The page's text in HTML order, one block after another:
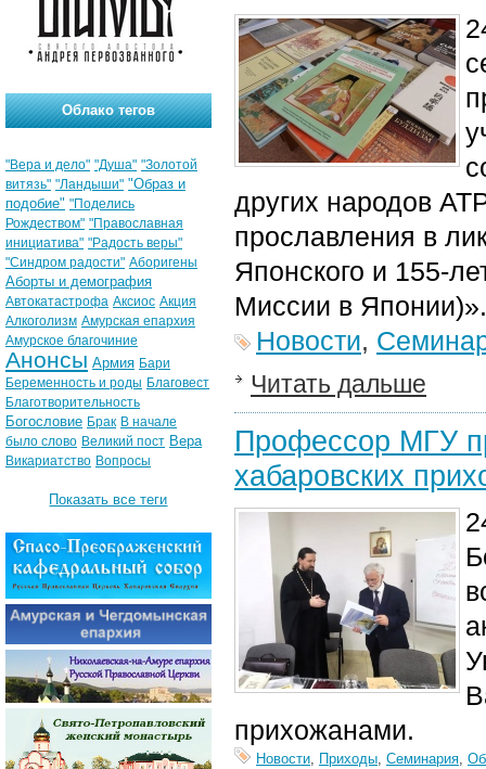
других народов
прославления в
Японского и 155-
Миссии в Японии)».
Новости,
Читать дальше
Профессор МГУ
хабаровских
прихожанами.
Новости, Приходы, Семинария,
Облако тегов
"Вера и дело" "Душа" "Золотой
витязь" "Ландыши" "Образ и
подобие" "Поделись
Рождеством" "Православная
инициатива" "Радость веры"
"Синдром радости" Аборигены
Аборты и демография
Автокатастрофа Аксиос Акция
Алкоголизм Амурская епархия
Амурское благочиние
Анонсы Армия Бари
Беременность и роды Благовест
Благотворительность
Богословие Брак В начале
было слово Великий пост Вера
Викариатство Вопросы
Показать все теги